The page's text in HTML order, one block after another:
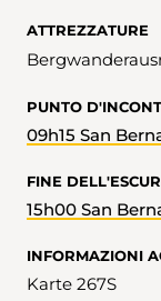
ATTREZZATURE
PUNTO
09h15
FINE
15h00
INFORMAZIONI
Karte 267S